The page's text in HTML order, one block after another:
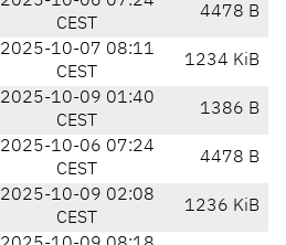
CEST
4478 B
2025-10-07 08:11
CEST
1234 KiB
2025-10-09 01:40
CEST
1386 B
2025-10-06 07:24
CEST
4478 B
2025-10-09 02:08
CEST
1236 KiB